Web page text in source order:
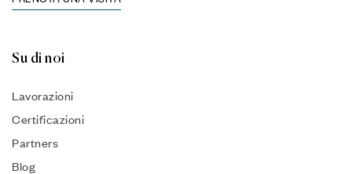
Su di noi
Lavorazioni
Certificazioni
Partners
Blog